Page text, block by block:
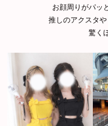
お顔周りがパッ
推しのアクスタや
驚く